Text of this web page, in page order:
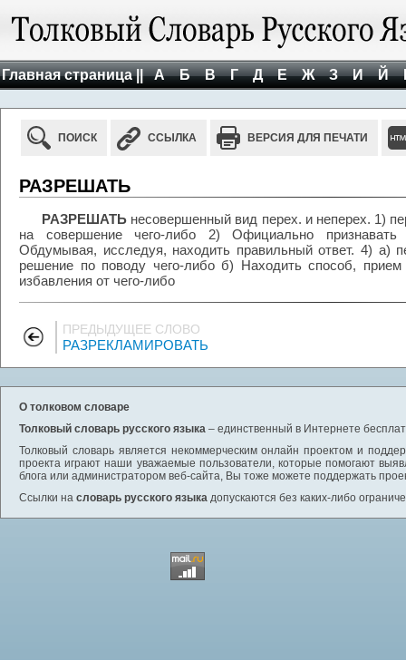
Главная страница || А Б В Г Д Е Ж З И Й
ПОИСК ССЫЛКА ВЕРСИЯ ДЛЯ ПЕЧАТИ
РАЗРЕШАТЬ
РАЗРЕШАТЬ несовершенный вид перех. и неперех. 1)
на совершение чего-либо 2) Официально
Обдумывая, исследуя, находить правильный ответ. 4) а)
решение по поводу чего-либо б) Находить способ,
избавления от чего-либо
ПРЕДЫДУЩЕЕ СЛОВО
РАЗРЕКЛАМИРОВАТЬ
О толковом словаре
Толковый словарь русского языка – единственный в Интернете
Толковый словарь является некоммерческим онлайн проектом и
проекта играют наши уважаемые пользователи, которые помогают
блога или администратором веб-сайта, Вы тоже можете поддержать
Ссылки на словарь русского языка допускаются без каких-либо